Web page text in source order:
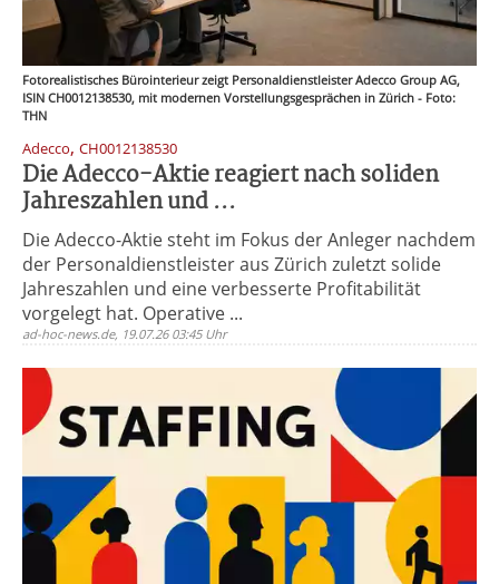
Fotorealistisches Bürointerieur zeigt Personaldienstleister Adecco Group AG,
ISIN CH0012138530, mit modernen Vorstellungsgesprächen in Zürich - Foto:
THN
Adecco, CH0012138530
Die Adecco-Aktie reagiert nach soliden
Jahreszahlen und ...
Die Adecco-Aktie steht im Fokus der Anleger nachdem
der Personaldienstleister aus Zürich zuletzt solide
Jahreszahlen und eine verbesserte Profitabilität
vorgelegt hat. Operative ...
ad-hoc-news.de, 19.07.26 03:45 Uhr